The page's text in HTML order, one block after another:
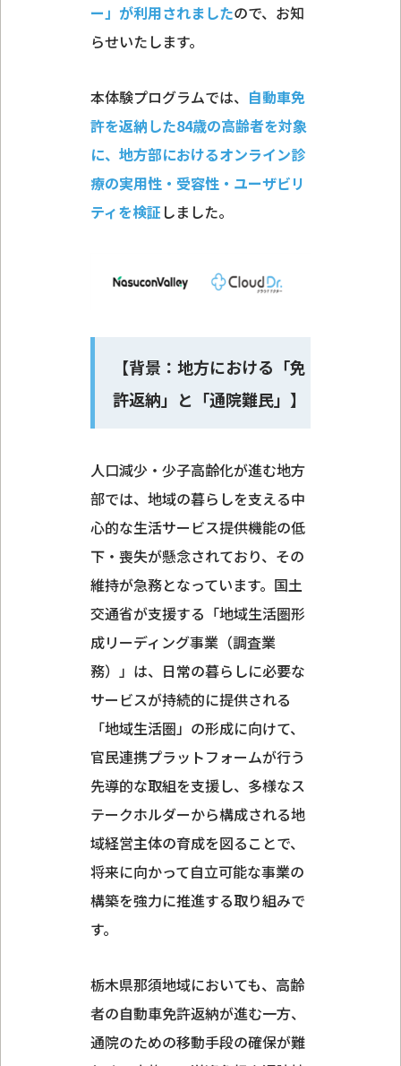
ー」が利用されましたので、お知
らせいたします。
本体験プログラムでは、 自動車免
許を返納した84歳の高齢者を対象
に、地方部におけるオンライン診
療の実用性・受容性・ユーザビリ
ティを検証 しました。
【背景：地方における「免
許返納」と「通院難民」】
人口減少・少子高齢化が進む地方
部では、地域の暮らしを支える中
心的な生活サービス提供機能の低
下・喪失が懸念されており、その
維持が急務となっています。国土
交通省が支援する「地域生活圏形
成リーディング事業（調査業
務）」は、日常の暮らしに必要な
サービスが持続的に提供される
「地域生活圏」の形成に向けて、
官民連携プラットフォームが行う
先導的な取組を支援し、多様なス
テークホルダーから構成される地
域経営主体の育成を図ることで、
将来に向かって自立可能な事業の
構築を強力に推進する取り組みで
す。
栃木県那須地域においても、高齢
者の自動車免許返納が進む一方、
通院のための移動手段の確保が難